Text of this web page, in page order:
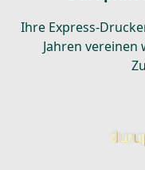
Ihre Express-
Jahren